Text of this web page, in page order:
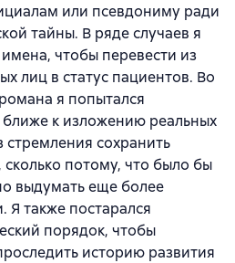
или псевдониму ради
тайны. В ряде случаев я
чтобы перевести из
лиц в статус пациентов. Во
я попытался
ближе к изложению реальных
стремления сохранить
потому, что было бы
выдумать еще более
Я также постарался
порядок, чтобы
историю развития